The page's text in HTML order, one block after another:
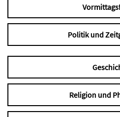
Politik und
Religion und